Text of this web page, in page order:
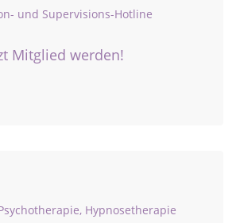
und Supervisions-Hotline
Mitglied werden!
Hypnosetherapie